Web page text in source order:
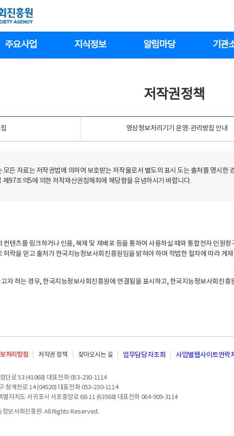
주요사업 지식정보 알림마당 기관
저작권정책
영상정보처리기기 운영·관리방침 안내
든 자료는 저작권법에 의하여 보호받는 저작물로서 별도의 표시 도는 출처를 명시
97조의5에 의한 저작재산권침해죄에 해당함을 유념하시기 바랍니다.
텐츠를 링크하거나 인용, 복제 및 재배포 등을 통하여 사용하실 때와 통합전자 민원
락을 얻고 출처가 한국지능정보사회진흥원임을 밝혀야 하며 적법한 절차에 따라 게
자 하는 경우, 한국지능정보사회진흥원에 연결됨을 표시하고, 한국지능정보사회진
처리방침 저작권 정책 찾아오시는 길 업무담당자조회 사업별웹사이트연락
단로 53 (41068) 대표전화 053-230-1114
청계천로 14 (04520) 대표전화 053-230-1114
별자치도 서귀포시 서호중앙로 68-11 (63568) 대표전화 064-909-3114
보사회진흥원. All Rights Reserved.